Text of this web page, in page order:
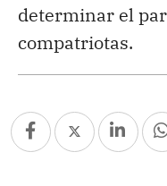
determinar el
compatriotas.